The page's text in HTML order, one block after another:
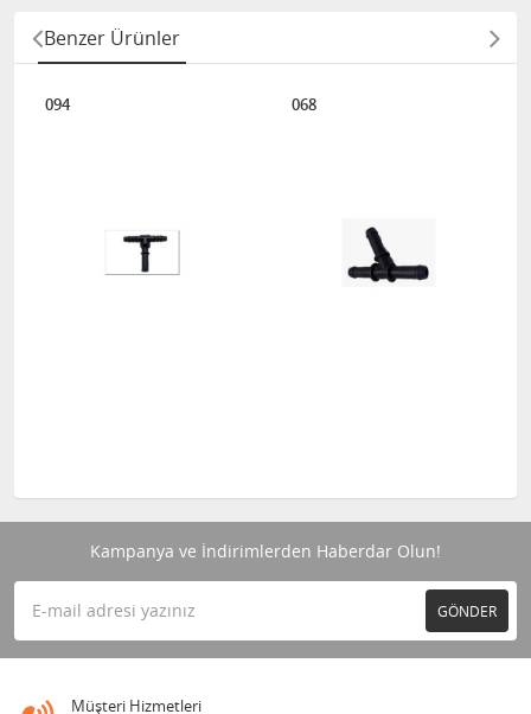
Benzer Ürünler
094 068
Kampanya ve İndirimlerden Haberdar Olun!
GÖNDER
Müşteri Hizmetleri